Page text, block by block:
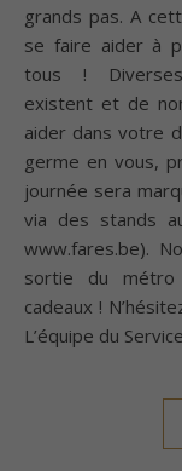
grands pas. A
se faire aider à
tous ! Diverses
existent et de
aider dans votre
germe en vous,
journée sera
via des stands
www.fares.be).
sortie du métro
cadeaux !
L’équipe du